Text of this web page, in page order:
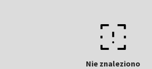
Nie znaleziono